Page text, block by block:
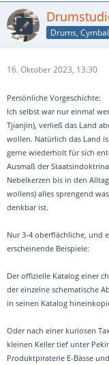
Drums,
16. Oktober 2023, 13:30
Persönliche Vorgeschichte:
Ich selbst war nur einma!
Tjianjin), verließ das Land
wollen. Natürlich das Land
gerne wiederholt für sich
Ausmaß der
Nebelkerzen bis in den
wollens) alles sprengend
denkbar ist.
Nur 3-4 oberflächliche, und
erscheinende Beispiele:
Der offizielle Katalog einer
der einzelne schematische
in seinen Katalog
Oder nach einer kuriosen
kleinen Keller tief unter
Produktpiraterie E-Bässe